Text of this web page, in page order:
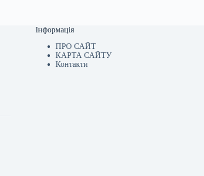
Інформація
ПРО САЙТ
КАРТА САЙТУ
Контакти